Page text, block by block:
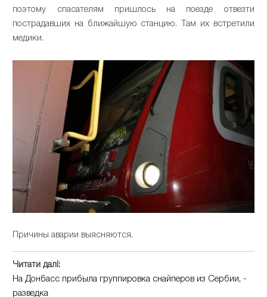
поэтому спасателям пришлось на поезде отвезти
пострадавших на ближайшую станцию. Там их встретили
медики.
Причины аварии выясняются.
Читати далі:
На Донбасс прибыла группировка снайперов из Сербии, -
разведка